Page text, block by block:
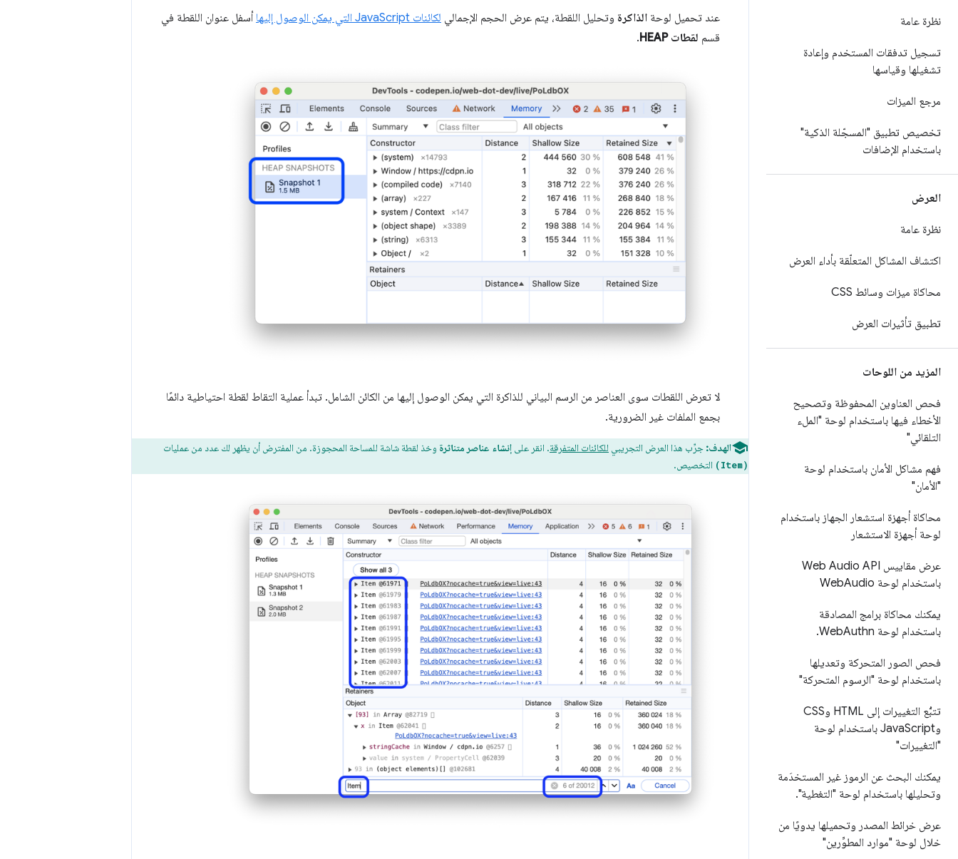
نظرة عامة
تسجيل تدفقات المستخدم وإعادة
تشغيلها وقياسها
مرجع الميزات
تخصيص تطبيق "المسجّلة الذكية"
باستخدام الإضافات
العرض
نظرة عامة
اكتشاف المشاكل المتعلّقة بأداء العرض
محاكاة ميزات وسائط CSS
تطبيق تأثيرات العرض
المزيد من اللوحات
فحص العناوين المحفوظة وتصحيح
الأخطاء فيها باستخدام لوحة "الملء
التلقائي"
فهم مشاكل الأمان باستخدام لوحة
"الأمان"
محاكاة أجهزة استشعار الجهاز باستخدام
لوحة أجهزة الاستشعار
عرض مقاييس Web Audio API
باستخدام لوحة Web Audio
يمكنك محاكاة برامج المصادقة
باستخدام لوحة Web Authn
.
فحص الصور المتحركة وتعديلها
باستخدام لوحة "الرسوم المتحركة"
تتبُّع التغييرات إلى HTML وCSS
وJava
Script باستخدام لوحة
"التغييرات"
يمكنك البحث عن الرموز غير المستخدَمة
وتحليلها باستخدام لوحة "التغطية".
عرض خرائط المصدر وتحميلها يدويًا من
خلال لوحة "موارد المطوِّرين"
عند تحميل لوحة الذاكرة وتحليل اللقطة، يتم عرض الحجم الإجمالي لكائنات JavaScript التي يمكن الوصول إليها
أسفل عنوان اللقطة في
قسم لقطات HEAP .
لا تعرض اللقطات سوى العناصر من الرسم البياني للذاكرة التي يمكن الوصول إليها من الكائن الشامل. تبدأ عملية التقاط لقطة احتياطية دائمًا
بجمع الملفات غير الضرورية.
الهدف: جرِّب هذا العرض التجريبي للكائنات المتفرقة. انقر على إنشاء عناصر متناثرة وخذ لقطة شاشة للمساحة المحجوزة. من المفترض أن يظهر لك عدد من عمليات
(Item) التخصيص.